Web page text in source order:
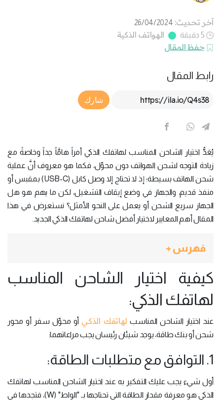
آخر تحديث: 26/04/2024
5 دقيقة
الهواتف الذكية
حفظ المقال
رابط المقال
Article Link
شارك
يُعَدُّ اختيار الشاحن المناسب لهاتفك الذكي أمراً هامَّاً جداً وخاصةً مع
زيادة التوجه لشحن الهواتف دون محوِّل، فكما هو معروف أنَّ عملية
شحن الهاتف بسيطة؛ إذ لا تحتاج إلا وصل كابل (USB-C) بمقبس أو
منفذ قديم، والجهاز في وضع إيقاف التشغيل، لكن ما يهم هو هل
الجهاز سريع الشحن أو يعمل على النحو الأمثل؟ نستعرض في هذا
المقال أهم المعايير لاختيار أفضل شاحن لهاتفك الذكي الجديد.
فهرس +
كيفية اختيار الشاحن المناسب
لهاتفك الذكي:
عند اختيار الشاحن المناسب لهاتفك الذكي أو محوِّل سفر أو محور
شحن أو بنك طاقة، يوجد شيئان رئيسان يجب مراعاتهما:
1. التوافق مع متطلبات الطاقة:
أول شيء يجب عليك التفكير به عند اختيار الشاحن المناسب لهاتفك
الذكي هو معرفة مقدار الطاقة التي تحتاجها بـ "الواط" (W)، فتجدها في